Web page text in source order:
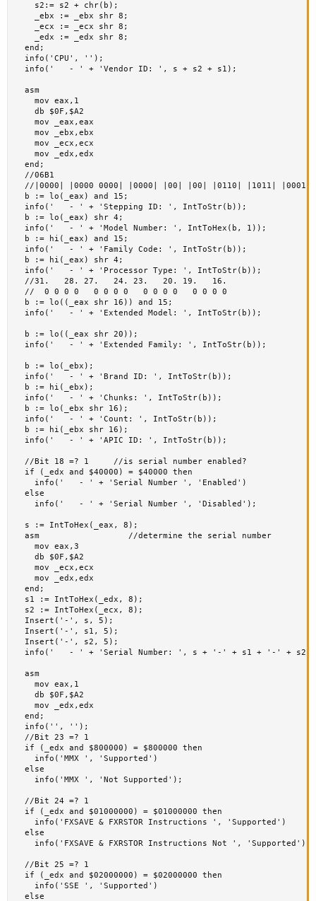
    s2:= s2 + chr(b);
    _ebx := _ebx shr 8;
    _ecx := _ecx shr 8;
    _edx := _edx shr 8;
  end;
  info('CPU', '');
  info('   - ' + 'Vendor ID: ', s + s2 + s1);
  asm
    mov eax,1
    db $0F,$A2
    mov _eax,eax
    mov _ebx,ebx
    mov _ecx,ecx
    mov _edx,edx
  end;
  //06B1
  //|0000| |0000 0000| |0000| |00| |00| |0110| |1011| |0001|
  b := lo(_eax) and 15;
  info('   - ' + 'Stepping ID: ', IntToStr(b));
  b := lo(_eax) shr 4;
  info('   - ' + 'Model Number: ', IntToHex(b, 1));
  b := hi(_eax) and 15;
  info('   - ' + 'Family Code: ', IntToStr(b));
  b := hi(_eax) shr 4;
  info('   - ' + 'Processor Type: ', IntToStr(b));
  //31.   28. 27.   24. 23.   20. 19.   16.
  //  0 0 0 0   0 0 0 0   0 0 0 0   0 0 0 0
  b := lo((_eax shr 16)) and 15;
  info('   - ' + 'Extended Model: ', IntToStr(b));
  b := lo((_eax shr 20));
  info('   - ' + 'Extended Family: ', IntToStr(b));
  b := lo(_ebx);
  info('   - ' + 'Brand ID: ', IntToStr(b));
  b := hi(_ebx);
  info('   - ' + 'Chunks: ', IntToStr(b));
  b := lo(_ebx shr 16);
  info('   - ' + 'Count: ', IntToStr(b));
  b := hi(_ebx shr 16);
  info('   - ' + 'APIC ID: ', IntToStr(b));
  //Bit 18 =? 1     //is serial number enabled?
  if (_edx and $40000) = $40000 then
    info('   - ' + 'Serial Number ', 'Enabled')
  else
    info('   - ' + 'Serial Number ', 'Disabled');
  s := IntToHex(_eax, 8);
  asm                  //determine the serial number
    mov eax,3
    db $0F,$A2
    mov _ecx,ecx
    mov _edx,edx
  end;
  s1 := IntToHex(_edx, 8);
  s2 := IntToHex(_ecx, 8);
  Insert('-', s, 5);
  Insert('-', s1, 5);
  Insert('-', s2, 5);
  info('   - ' + 'Serial Number: ', s + '-' + s1 + '-' + s2);
  asm
    mov eax,1
    db $0F,$A2
    mov _edx,edx
  end;
  info('', '');
  //Bit 23 =? 1
  if (_edx and $800000) = $800000 then
    info('MMX ', 'Supported')
  else
    info('MMX ', 'Not Supported');
  //Bit 24 =? 1
  if (_edx and $01000000) = $01000000 then
    info('FXSAVE & FXRSTOR Instructions ', 'Supported')
  else
    info('FXSAVE & FXRSTOR Instructions Not ', 'Supported');
  //Bit 25 =? 1
  if (_edx and $02000000) = $02000000 then
    info('SSE ', 'Supported')
  else